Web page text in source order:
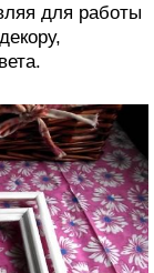
для работы